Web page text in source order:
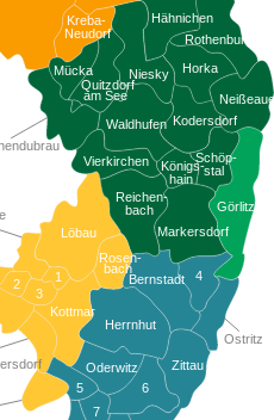
Bernstadt
Görlitz
Herrnhut
Löbau
Niesky
Ostritz
Reichen-
bach
Rothenburg
Zittau
Hähnichen
Horka
Kodersdorf
Königs-
hain
Kottmar
Kreba-
Neudorf
Markersdorf
Mücka
Neißeaue
Oderwitz
Quitzdorf
am See
Rosen-
bach
Schöp-
stal
Vierkirchen
Waldhufen
1
2
3
4
5 6
7